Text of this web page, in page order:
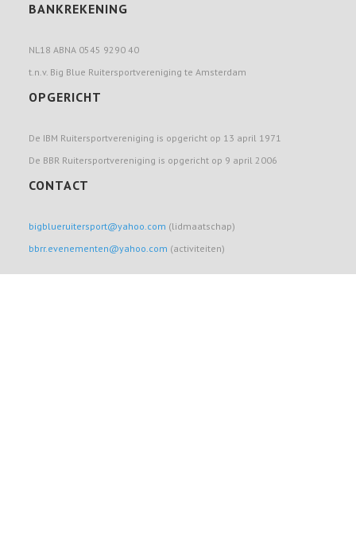
BANKREKENING
NL18 ABNA 0545 9290 40
t.n.v. Big Blue Ruitersportvereniging te Amsterdam
OPGERICHT
De IBM Ruitersportvereniging is opgericht op 13 april 1971
De BBR Ruitersportvereniging is opgericht op 9 april 2006
CONTACT
bigblueruitersport@yahoo.com (lidmaatschap)
bbrr.evenementen@yahoo.com (activiteiten)